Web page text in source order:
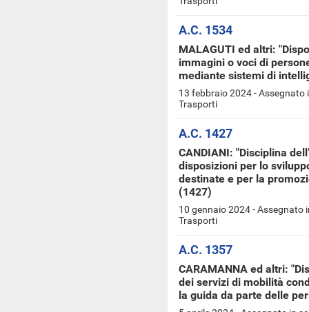
A.C. 1534
MALAGUTI ed altri:
immagini o voci di
mediante sistemi di
13 febbraio 2024 - Assegnato
Trasporti
A.C. 1427
CANDIANI: "Disciplina
disposizioni per lo
destinate e per la
(1427)
10 gennaio 2024 - Assegnato
Trasporti
A.C. 1357
CARAMANNA ed altri:
dei servizi di mobilità
la guida da parte delle